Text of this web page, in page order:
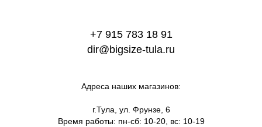
+7 915 783 18 91
dir@bigsize-tula.ru
Адреса наших магазинов:
г.Тула, ул. Фрунзе, 6
Время работы: пн-сб: 10-20, вс: 10-19